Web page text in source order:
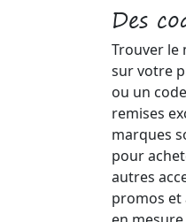
Des
Trouver le
sur votre
ou un
remises
marques
pour
autres
promos et